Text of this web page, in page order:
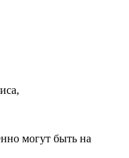
могут быть на